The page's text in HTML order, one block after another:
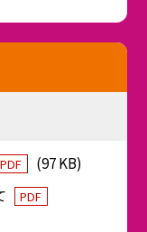
PDF
(97 KB)
PDF